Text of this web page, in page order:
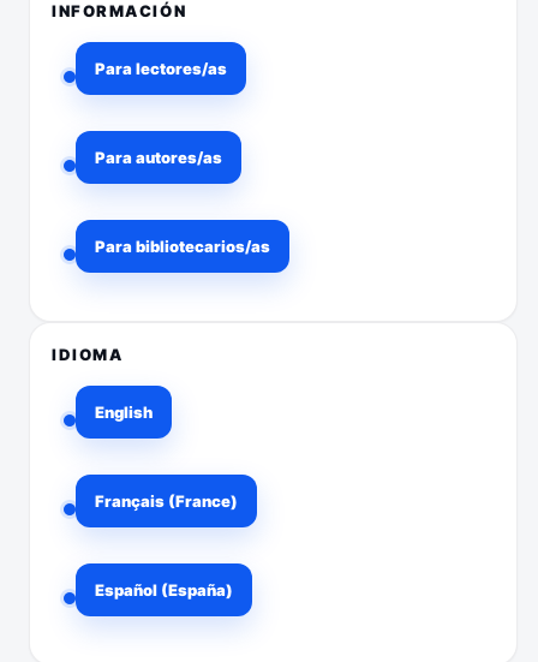
INFORMACIÓN
Para lectores/as
Para autores/as
Para bibliotecarios/as
IDIOMA
English
Français (France)
Español (España)